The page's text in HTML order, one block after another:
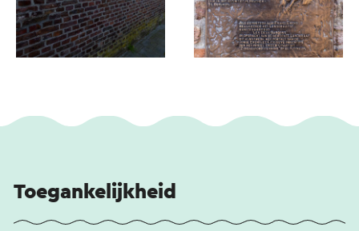
Zwarte scharen van kwakende
kraaien,Fladderende vaandels der naderende
Toegankelijkheid